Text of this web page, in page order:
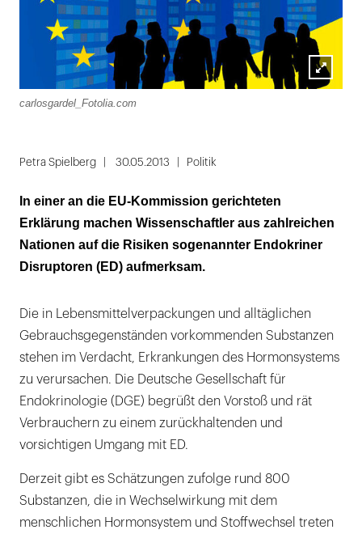
Lightbox
carlosgardel_Fotolia.com
Petra Spielberg 30.05.2013 Politik
In einer an die EU-Kommission gerichteten
Erklärung machen Wissenschaftler aus zahlreichen
Nationen auf die Risiken sogenannter Endokriner
Disruptoren (ED) aufmerksam.
Die in Lebensmittelverpackungen und alltäglichen
Gebrauchsgegenständen vorkommenden Substanzen
stehen im Verdacht, Erkrankungen des Hormonsystems
zu verursachen. Die Deutsche Gesellschaft für
Endokrinologie (DGE) begrüßt den Vorstoß und rät
Verbrauchern zu einem zurückhaltenden und
vorsichtigen Umgang mit ED.
Derzeit gibt es Schätzungen zufolge rund 800
Substanzen, die in Wechselwirkung mit dem
menschlichen Hormonsystem und Stoffwechsel treten